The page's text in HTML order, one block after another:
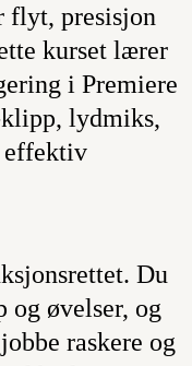
flyt, presisjon
kurset lærer
i Premiere
lydmiks,
effektiv
Du
og øvelser, og
raskere og